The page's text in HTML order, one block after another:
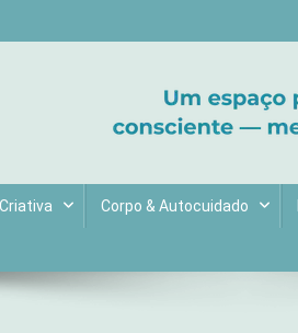
Corpo & Autocuidado